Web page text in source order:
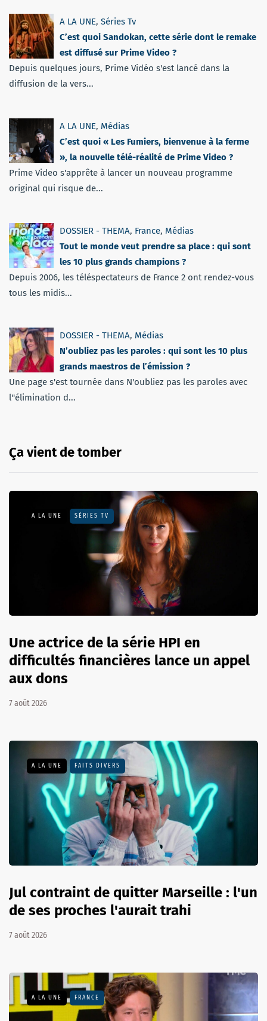
A LA UNE, Séries Tv
C’est quoi Sandokan, cette série dont le remake
est diffusé sur Prime Video ?
Depuis quelques jours, Prime Vidéo s'est lancé dans la
diffusion de la vers...
A LA UNE, Médias
C’est quoi « Les Fumiers, bienvenue à la ferme
», la nouvelle télé-réalité de Prime Video ?
Prime Video s'apprête à lancer un nouveau programme
original qui risque de...
DOSSIER - THEMA, France, Médias
Tout le monde veut prendre sa place : qui sont
les 10 plus grands champions ?
Depuis 2006, les téléspectateurs de France 2 ont rendez-vous
tous les midis...
DOSSIER - THEMA, Médias
N’oubliez pas les paroles : qui sont les 10 plus
grands maestros de l’émission ?
Une page s'est tournée dans N'oubliez pas les paroles avec
l''élimination d...
Ça vient de tomber
A LA UNE SÉRIES TV
Une actrice de la série HPI en
difficultés financières lance un appel
aux dons
7 août 2026
A LA UNE FAITS DIVERS
Jul contraint de quitter Marseille : l'un
de ses proches l'aurait trahi
7 août 2026
A LA UNE FRANCE